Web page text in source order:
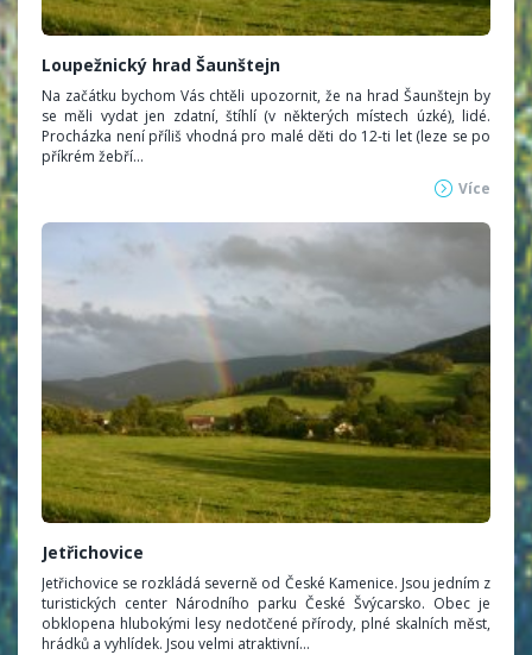
Loupežnický hrad Šaunštejn
Na začátku bychom Vás chtěli upozornit, že na hrad Šaunštejn by
se měli vydat jen zdatní, štíhlí (v některých místech úzké), lidé.
Procházka není příliš vhodná pro malé děti do 12-ti let (leze se po
příkrém žebří...
Více
Jetřichovice
Jetřichovice se rozkládá severně od České Kamenice. Jsou jedním z
turistických center Národního parku České Švýcarsko. Obec je
obklopena hlubokými lesy nedotčené přírody, plné skalních měst,
hrádků a vyhlídek. Jsou velmi atraktivní...